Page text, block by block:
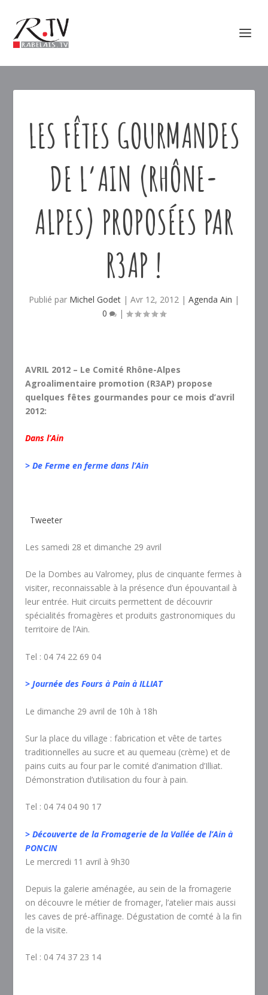
LES FÊTES GOURMANDES
DE L’AIN (RHÔNE-
ALPES) PROPOSÉES PAR
R3AP !
Publié par Michel Godet | Avr 12, 2012 | Agenda Ain |
0
|
AVRIL 2012 – Le Comité Rhône-Alpes
Agroalimentaire promotion (R3AP) propose
quelques fêtes gourmandes pour ce mois d’avril
2012:
Dans l’Ain
> De Ferme en ferme dans l’Ain
Tweeter
Les samedi 28 et dimanche 29 avril
De la Dombes au Valromey, plus de cinquante fermes à
visiter, reconnaissable à la présence d’un épouvantail à
leur entrée. Huit circuits permettent de découvrir
spécialités fromagères et produits gastronomiques du
territoire de l’Ain.
Tel : 04 74 22 69 04
> Journée des Fours à Pain à ILLIAT
Le dimanche 29 avril de 10h à 18h
Sur la place du village : fabrication et vête de tartes
traditionnelles au sucre et au quemeau (crème) et de
pains cuits au four par le comité d’animation d’Illiat.
Démonstration d’utilisation du four à pain.
Tel : 04 74 04 90 17
> Découverte de la Fromagerie de la Vallée de l’Ain à
PONCIN
Le mercredi 11 avril à 9h30
Depuis la galerie aménagée, au sein de la fromagerie
on découvre le métier de fromager, l’atelier mais aussi
les caves de pré-affinage. Dégustation de comté à la fin
de la visite.
Tel : 04 74 37 23 14